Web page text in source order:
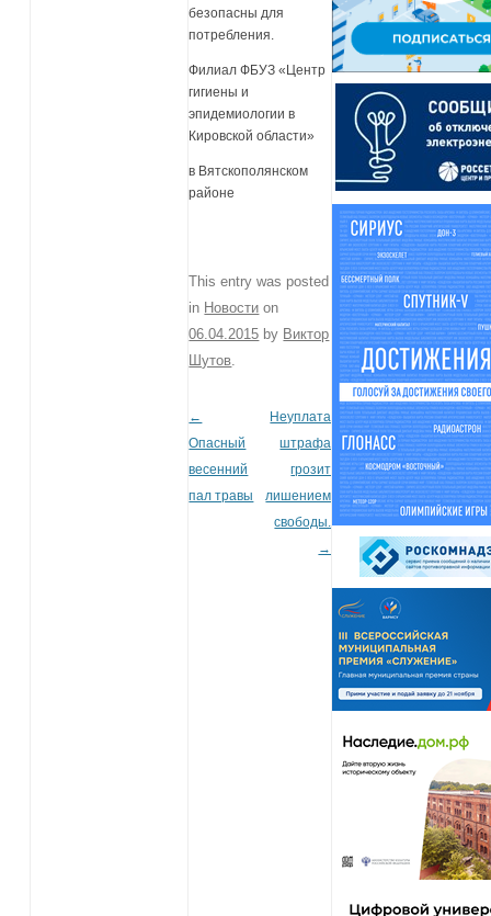
безопасны для
потребления.
Филиал ФБУЗ «Центр
гигиены и
эпидемиологии в
Кировской области»
в Вятскополянском
районе
This entry was posted
in Новости on
06.04.2015 by Виктор
Шутов
Post navigation
←
Опасный
весенний
пал травы
Неуплата
штрафа
грозит
лишением
свободы.
→